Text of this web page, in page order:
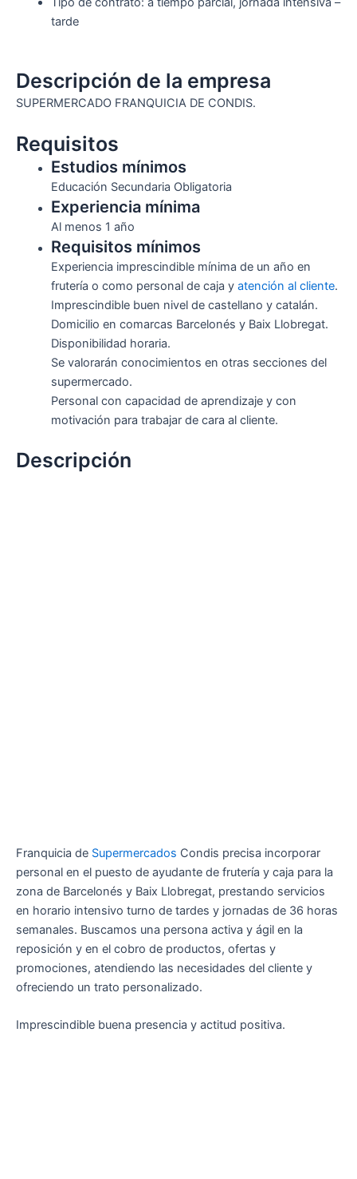
tarde
Descripción de la empresa
SUPERMERCADO FRANQUICIA DE CONDIS.
Requisitos
Estudios mínimos
Educación Secundaria Obligatoria
Experiencia mínima
Al menos 1 año
Requisitos mínimos
Experiencia imprescindible mínima de un año en
frutería o como personal de caja y atención al cliente.
Imprescindible buen nivel de castellano y catalán.
Domicilio en comarcas Barcelonés y Baix Llobregat.
Disponibilidad horaria.
Se valorarán conocimientos en otras secciones del
supermercado.
Personal con capacidad de aprendizaje y con
motivación para trabajar de cara al cliente.
Descripción
Franquicia de Supermercados Condis precisa incorporar
personal en el puesto de ayudante de frutería y caja para la
zona de Barcelonés y Baix Llobregat, prestando servicios
en horario intensivo turno de tardes y jornadas de 36 horas
semanales. Buscamos una persona activa y ágil en la
reposición y en el cobro de productos, ofertas y
promociones, atendiendo las necesidades del cliente y
ofreciendo un trato personalizado.
Imprescindible buena presencia y actitud positiva.